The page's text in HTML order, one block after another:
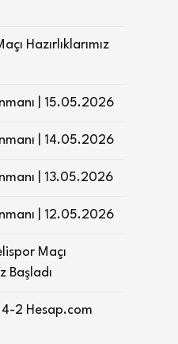
Hazırlıklarımız
| 15.05.2026
| 14.05.2026
| 13.05.2026
| 12.05.2026
Maçı
Başladı
2 Hesap.com